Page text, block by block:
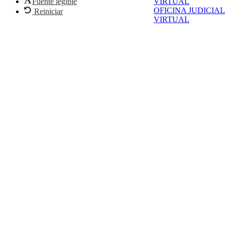
OFICINA JUDICIAL
VIRTUAL
Reiniciar